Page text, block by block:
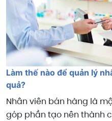
Làm thế nào để quản lý
quả?
Nhân viên bán hàng là
góp phần tạo nên thành